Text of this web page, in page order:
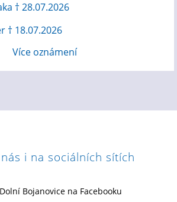
† 28.07.2026
† 18.07.2026
Více oznámení
i na sociálních sítích
Dolní Bojanovice na Facebooku